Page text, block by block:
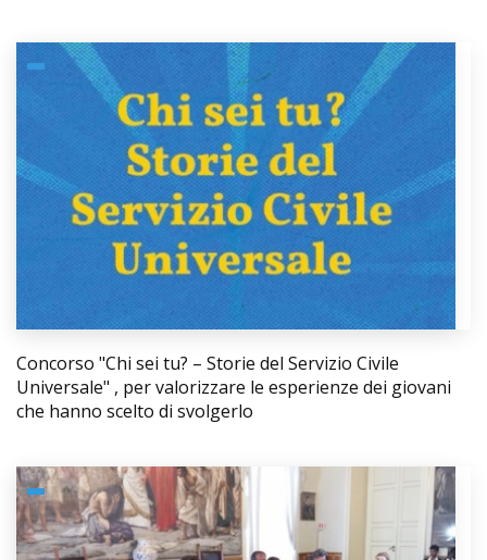
Concorso "Chi sei tu? – Storie del Servizio Civile
Universale" , per valorizzare le esperienze dei giovani
che hanno scelto di svolgerlo